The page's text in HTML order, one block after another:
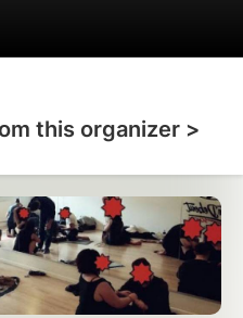
this organizer >